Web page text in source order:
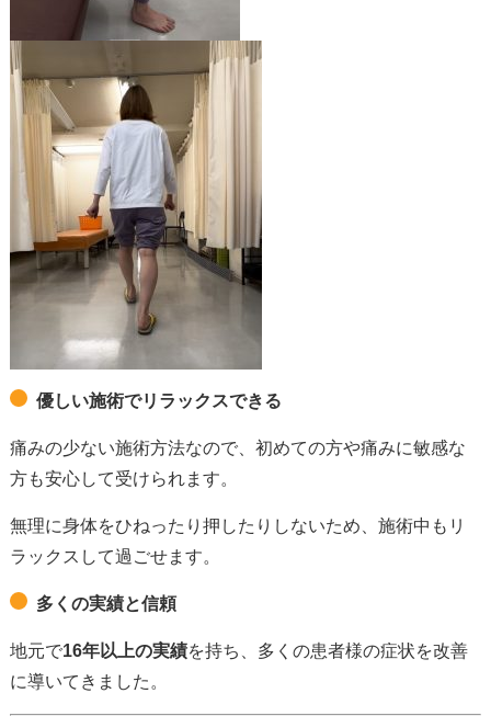
優しい施術でリラックスできる
痛みの少ない施術方法なので、初めての方や痛みに敏感な
方も安心して受けられます。
無理に身体をひねったり押したりしないため、施術中もリ
ラックスして過ごせます。
多くの実績と信頼
地元で16年以上の実績を持ち、多くの患者様の症状を改善
に導いてきました。